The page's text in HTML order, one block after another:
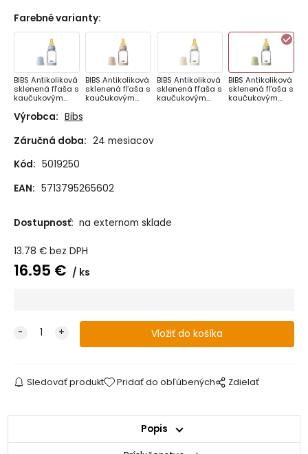
Farebné varianty:
BIBS Antikoliková
sklenená fľaša s
kaučukovým
Baby Blue
BIBS Antikoliková
sklenená fľaša s
kaučukovým
BIBS Antikoliková
sklenená fľaša s
kaučukovým
BIBS Antikoliková
sklenená fľaša s
kaučukovým
Výrobca: Bibs
Záručná doba: 24 mesiacov
Kód: 5019250
EAN: 5713795265602
Dostupnosť: na externom sklade
13.78 € bez DPH
16.95 € ks
Sledovať produkt Pridať do obľúbených Zdielať
Popis